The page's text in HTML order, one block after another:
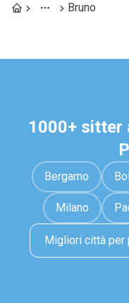
Bruno
1000+ sitter
Bergamo
Milano
Migliori città per